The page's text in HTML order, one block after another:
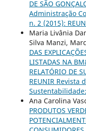
DE SÃO
Administração
n. 2 (2015):
Maria Livânia
Silva Manzi,
DAS
LISTADAS NA
RELATÓRIO DE
REUNIR Revista
Ana Carolina
PRODUTOS